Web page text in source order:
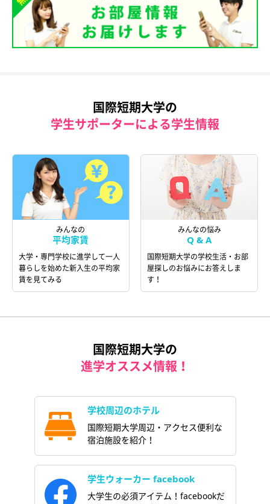
国際短期大学の
学生サポーターによる学生情報
みんなの
平均家賃
大学・専門学校に進学して一人
暮らしを始めた新入生の平均家
賃を見てみる
みんなの悩み
Q & A
国際短期大学の学校生活・お部
屋探しのお悩みにお答えしま
す！
国際短期大学の
進学オススメ情報！
学校周辺のホテル
国際短期大学周辺・アクセス便利な
宿泊施設を紹介！
学生ウォーカー facebook
大学生の必須アイテム！facebookだ